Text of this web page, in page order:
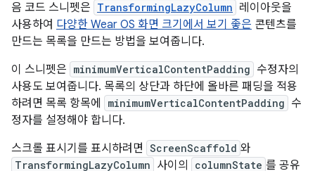
음 코드 스니펫은 TransformingLazyColumn 레이아웃을
사용하여 다양한 Wear OS 화면 크기에서 보기 좋은 콘텐츠를
만드는 목록을 만드는 방법을 보여줍니다.
이 스니펫은 minimumVerticalContentPadding 수정자의
사용도 보여줍니다. 목록의 상단과 하단에 올바른 패딩을 적용
하려면 목록 항목에
minimumVerticalContentPadding 수
정자를 설정해야 합니다.
스크롤 표시기를 표시하려면 ScreenScaffold 와
TransformingLazyColumn 사이의 columnState 를 공유